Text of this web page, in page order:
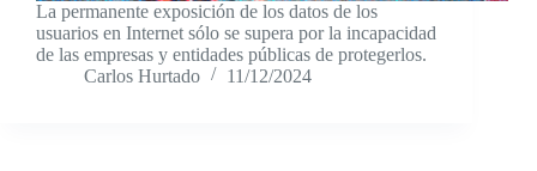
La permanente exposición de los datos de los
usuarios en Internet sólo se supera por la incapacidad
de las empresas y entidades públicas de protegerlos.
Carlos Hurtado
11/12/2024